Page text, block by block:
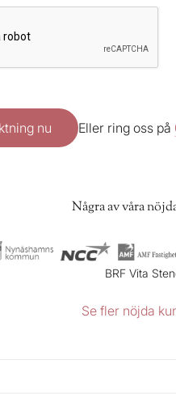
Eller ring oss på
Några av våra
BRF Vita
Se fler nöjda